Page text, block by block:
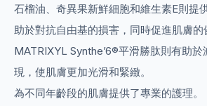
石榴油、奇異果新鮮細胞和維生素E則提
助於對抗自由基的損害，同時促進肌膚的
MATRIXYL Synthe’6®平滑勝肽則有助於
現，使肌膚更加光滑和緊緻。
為不同年齡段的肌膚提供了專業的護理。